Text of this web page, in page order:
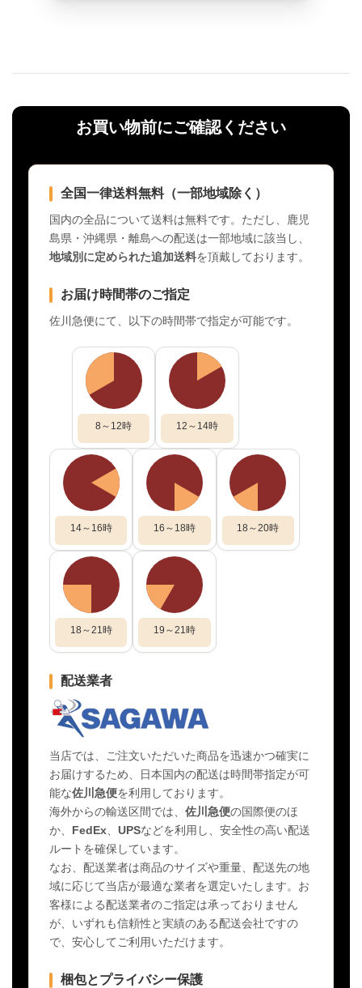
お買い物前にご確認ください
全国一律送料無料（一部地域除く）
国内の全品について送料は無料です。ただし、鹿児
島県・沖縄県・離島への配送は一部地域に該当し、
地域別に定められた追加送料を頂戴しております。
お届け時間帯のご指定
佐川急便にて、以下の時間帯で指定が可能です。
8～12時 12～14時
14～16時 16～18時 18～20時
18～21時 19～21時
配送業者
当店では、ご注文いただいた商品を迅速かつ確実に
お届けするため、日本国内の配送は時間帯指定が可
能な佐川急便を利用しております。
海外からの輸送区間では、 佐川急便の国際便のほ
か、 FedEx UPSなどを利用し、安全性の高い配送
ルートを確保しています。
なお、配送業者は商品のサイズや重量、配送先の地
域に応じて当店が最適な業者を選定いたします。お
客様による配送業者のご指定は承っておりません
が、いずれも信頼性と実績のある配送会社ですの
で、安心してご利用いただけます。
梱包とプライバシー保護